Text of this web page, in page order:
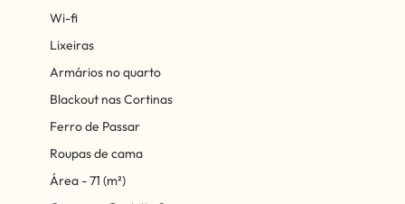
Wi-fi
Lixeiras
Armários no quarto
Blackout nas Cortinas
Ferro de Passar
Roupas de cama
Área - 71 (m²)